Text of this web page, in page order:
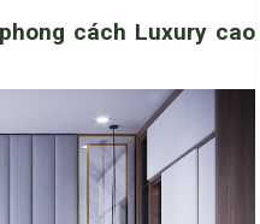
cách Luxury cao